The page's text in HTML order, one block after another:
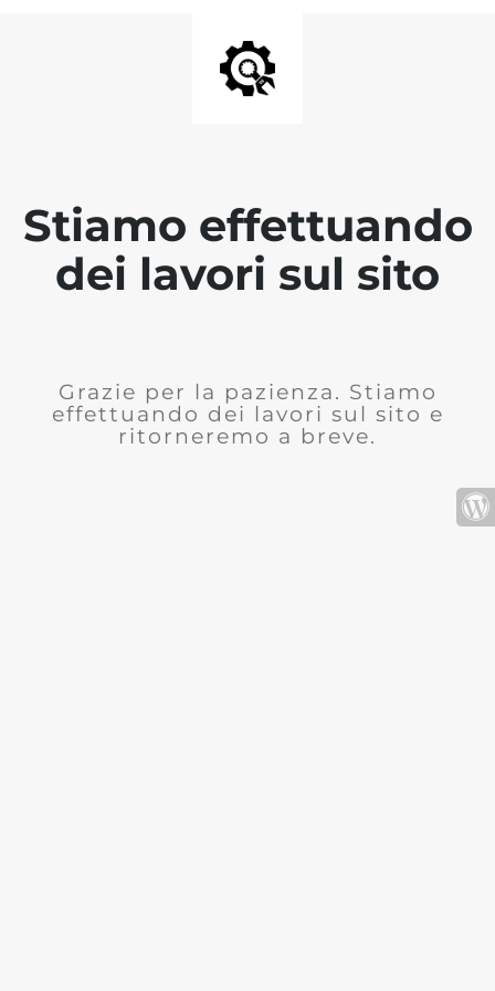
Stiamo effettuando
dei lavori sul sito
Grazie per la pazienza. Stiamo
effettuando dei lavori sul sito e
ritorneremo a breve.